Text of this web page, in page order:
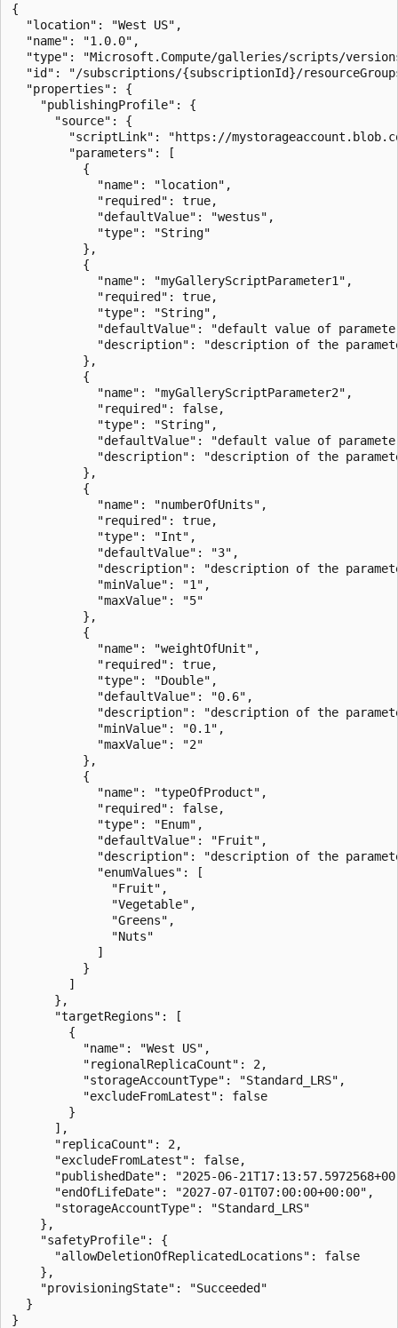
{
  "location": "West US",
  "name": "1.0.0",
"type": "Microsoft.Compute/galleries/scripts/
"id": "/subscriptions/{subscriptionId}/
  "properties": {
    "publishingProfile": {
      "source": {
"scriptLink": "https://
        "parameters": [
          {
            "name": "location",
            "required": true,
            "defaultValue": "westus",
            "type": "String"
          },
          {
            "name": "myGalleryScriptParameter1",
            "required": true,
            "type": "String",
"defaultValue": "default value of
"description": "description of the
          },
          {
            "name": "myGalleryScriptParameter2",
            "required": false,
            "type": "String",
"defaultValue": "default value of
"description": "description of the
          },
          {
            "name": "numberOfUnits",
            "required": true,
            "type": "Int",
            "defaultValue": "3",
"description": "description of the
            "minValue": "1",
            "maxValue": "5"
          },
          {
            "name": "weightOfUnit",
            "required": true,
            "type": "Double",
            "defaultValue": "0.6",
"description": "description of the
            "minValue": "0.1",
            "maxValue": "2"
          },
          {
            "name": "typeOfProduct",
            "required": false,
            "type": "Enum",
            "defaultValue": "Fruit",
"description": "description of the
            "enumValues": [
              "Fruit",
              "Vegetable",
              "Greens",
              "Nuts"
            ]
          }
        ]
      },
      "targetRegions": [
        {
          "name": "West US",
          "regionalReplicaCount": 2,
          "storageAccountType": "Standard_LRS",
          "excludeFromLatest": false
        }
      ],
      "replicaCount": 2,
      "excludeFromLatest": false,
"publishedDate": "2025-06-
      "endOfLifeDate": "2027-07-01T07:00:00+00:00",
      "storageAccountType": "Standard_LRS"
    },
    "safetyProfile": {
      "allowDeletionOfReplicatedLocations": false
    },
    "provisioningState": "Succeeded"
  }
}